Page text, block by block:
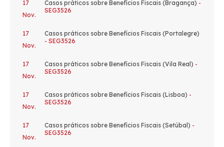
17
Nov.
Casos práticos sobre Benefícios Fiscais (Bragança) -
SEG3526
17
Nov.
Casos práticos sobre Benefícios Fiscais (Portalegre)
- SEG3526
17
Nov.
Casos práticos sobre Benefícios Fiscais (Vila Real) -
SEG3526
17
Nov.
Casos práticos sobre Benefícios Fiscais (Lisboa) -
SEG3526
17
Nov.
Casos práticos sobre Benefícios Fiscais (Setúbal) -
SEG3526